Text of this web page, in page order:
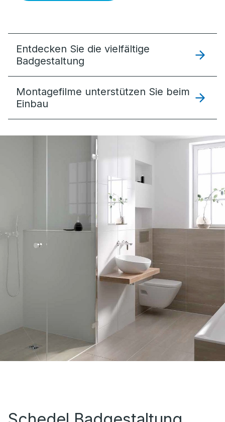
Entdecken Sie die vielfältige
Badgestaltung
Montagefilme unterstützen Sie beim
Einbau